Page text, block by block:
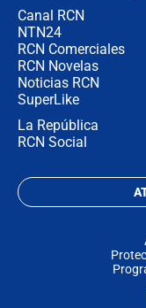
Canal RCN
NTN24
RCN Comerciales
RCN Novelas
Noticias RCN
SuperLike
La República
RCN Social